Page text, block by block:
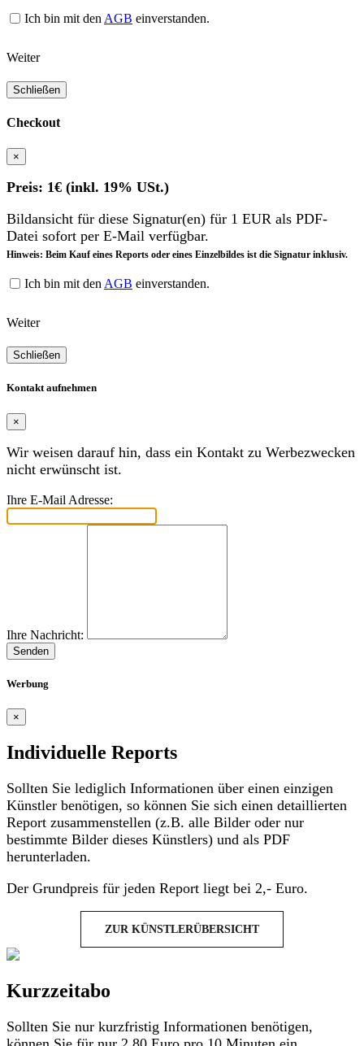
Ich bin mit den AGB einverstanden.
Weiter
Schließen
Checkout
×
Preis: 1€ (inkl. 19% USt.)
Bildansicht für diese Signatur(en) für 1 EUR als PDF-
Datei sofort per E-Mail verfügbar.
Hinweis: Beim Kauf eines Reports oder eines Einzelbildes ist die Signatur inklusiv.
Ich bin mit den AGB einverstanden.
Weiter
Schließen
Kontakt aufnehmen
×
Wir weisen darauf hin, dass ein Kontakt zu Werbezwecken
nicht erwünscht ist.
Ihre E-Mail Adresse:
Ihre Nachricht:
Senden
Werbung
×
Individuelle Reports
Sollten Sie lediglich Informationen über einen einzigen
Künstler benötigen, so können Sie sich einen detaillierten
Report zusammenstellen (z.B. alle Bilder oder nur
bestimmte Bilder dieses Künstlers) und als PDF
herunterladen.
Der Grundpreis für jeden Report liegt bei 2,- Euro.
ZUR KÜNSTLERÜBERSICHT
Kurzzeitabo
Sollten Sie nur kurzfristig Informationen benötigen,